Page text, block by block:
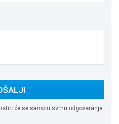
će se samo u svrhu odgovaranja